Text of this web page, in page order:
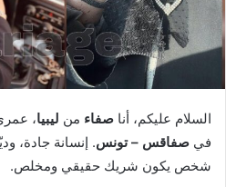
السلام عليكم، أنا صفاء من ليبيا،
في صفاقس – تونس. إنسانة جادة،
شخص يكون شريك حقيقي ومخلص.